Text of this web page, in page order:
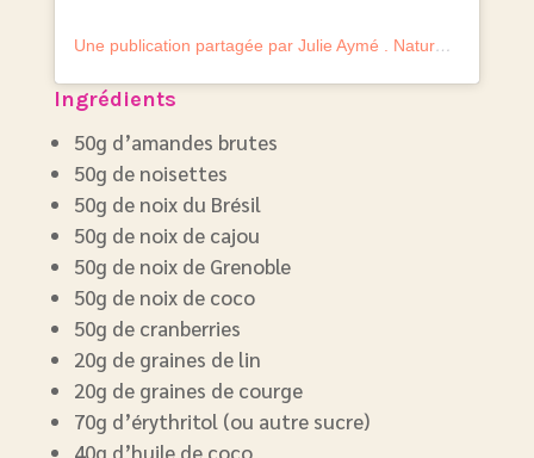
Une publication partagée par Julie Aymé . Naturopathe experte perte de poids (@julie.aymelanaturo)
Ingrédients
50g d’amandes brutes
50g de noisettes
50g de noix du Brésil
50g de noix de cajou
50g de noix de Grenoble
50g de noix de coco
50g de cranberries
20g de graines de lin
20g de graines de courge
70g d’érythritol (ou autre sucre)
40g d’huile de coco